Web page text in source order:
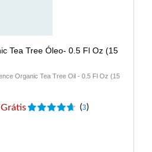
Tea Tree Óleo- 0.5 Fl Oz (15
Organic Tea Tree Oil - 0.5 Fl Oz (15
Grátis (3)